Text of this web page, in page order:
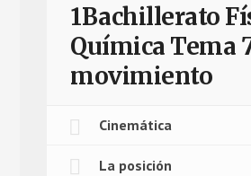
1Bachillerato
Química Tema
movimiento
Cinemática
La posición